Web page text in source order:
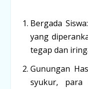
Bergada Siswa:
yang
tegap dan
Gunungan
syukur, para